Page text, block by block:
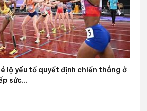
lộ yếu tố quyết định chiến thắng ở
sức...